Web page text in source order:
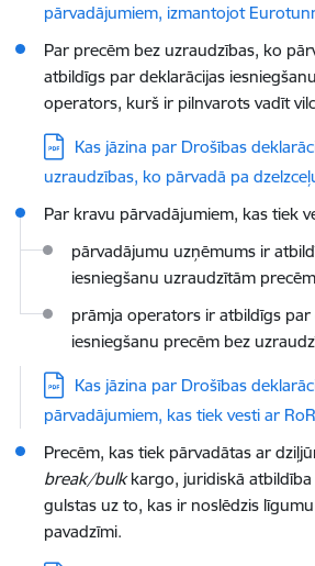
pārvadājumiem, izmantojot
Par precēm bez uzraudzības, ko
atbildīgs par deklarācijas
operators, kurš ir pilnvarots vadīt
Lejupielādēt:
Kas jāzina par Drošības
uzraudzības, ko pārvadā pa
Par kravu pārvadājumiem, kas tiek
pārvadājumu uzņēmums ir
iesniegšanu uzraudzītām precēm
prāmja operators ir atbildīgs par
iesniegšanu precēm bez
Lejupielādēt:
Kas jāzina par Drošības
pārvadājumiem, kas tiek vesti ar
Precēm, kas tiek pārvadātas ar
break/bulkkargo, juridiskā atbildība
gulstas uz to, kas ir noslēdzis
pavadzīmi.